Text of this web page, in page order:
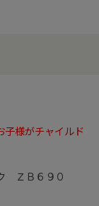
様がチャイルド
ＺＢ６９０